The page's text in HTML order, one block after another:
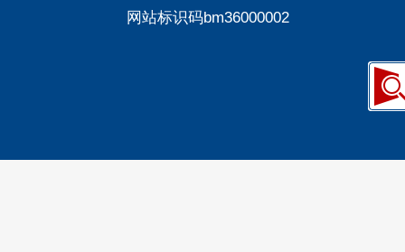
网站标识码bm36000002